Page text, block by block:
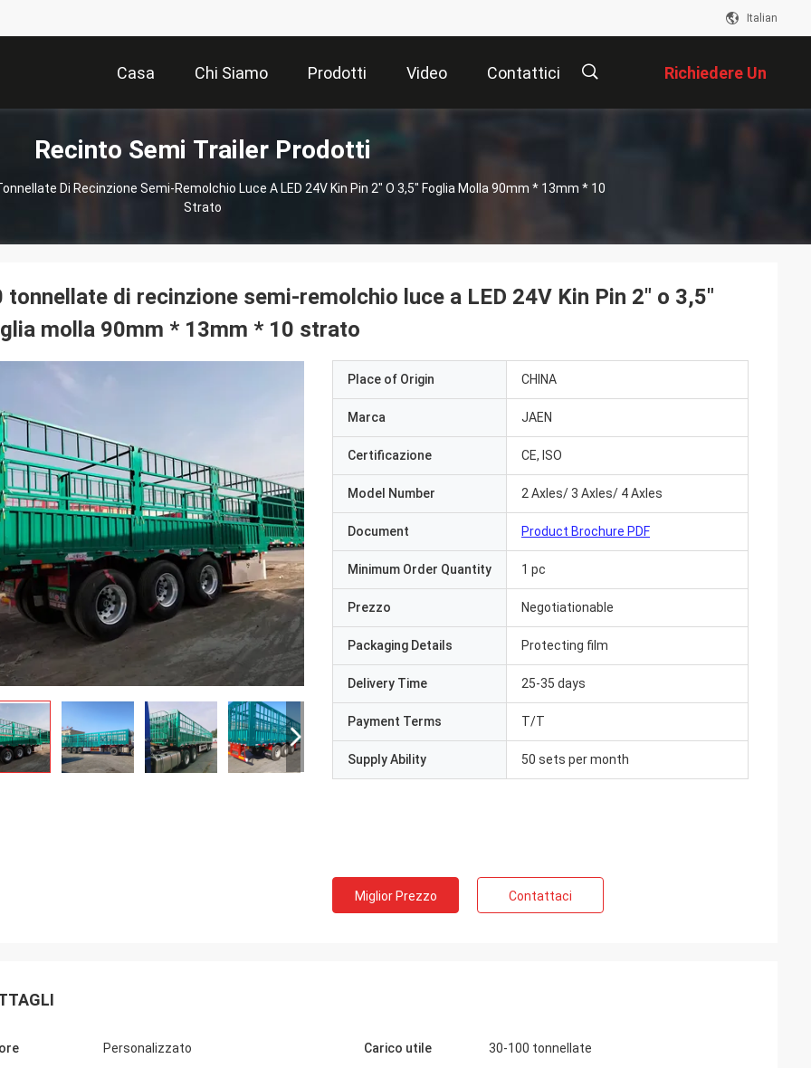
Italian
Casa Chi Siamo Prodotti Video Contattici Richiedere Un
Preventivo
Recinto Semi Trailer Prodotti
Di Recinzione Semi-Remolchio Luce A LED 24V Kin Pin 2" O 3,5" Foglia Molla 90mm * 13mm * 10
Strato
tonnellate di recinzione semi-remolchio luce a LED 24V Kin Pin 2" o 3,5"
molla 90mm * 13mm * 10 strato
Place of Origin CHINA
Marca JAEN
Certificazione CE, ISO
Model Number 2 Axles/ 3 Axles/ 4 Axles
Document Product Brochure PDF
Minimum Order Quantity 1 pc
Prezzo Negotiationable
Packaging Details Protecting film
Delivery Time 25-35 days
Payment Terms T/T
Supply Ability 50 sets per month
Miglior Prezzo Contattaci
Personalizzato Carico utile 30-100 tonnellate